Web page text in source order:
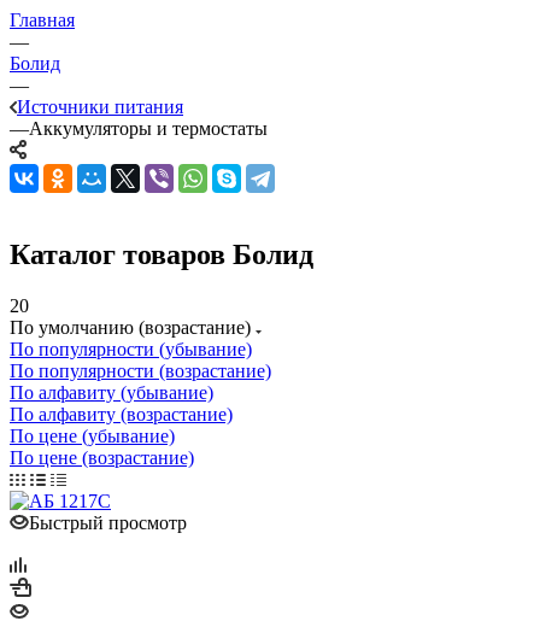
Главная
—
Болид
—
Источники питания
—Аккумуляторы и термостаты
Каталог товаров Болид
20
По умолчанию (возрастание)
По популярности (убывание)
По популярности (возрастание)
По алфавиту (убывание)
По алфавиту (возрастание)
По цене (убывание)
По цене (возрастание)
Быстрый просмотр